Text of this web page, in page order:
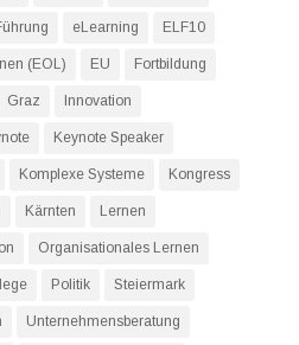
eLearning ELF10
(EOL) EU Fortbildung
Graz Innovation
Keynote Speaker
Komplexe Systeme Kongress
Kärnten Lernen
Organisationales Lernen
Politik Steiermark
Unternehmensberatung